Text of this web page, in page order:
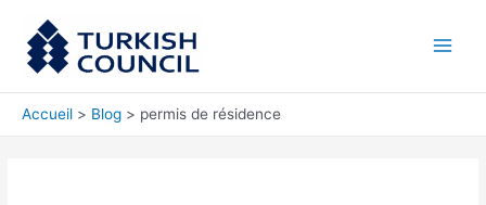
contenu
Accueil Blog permis de résidence